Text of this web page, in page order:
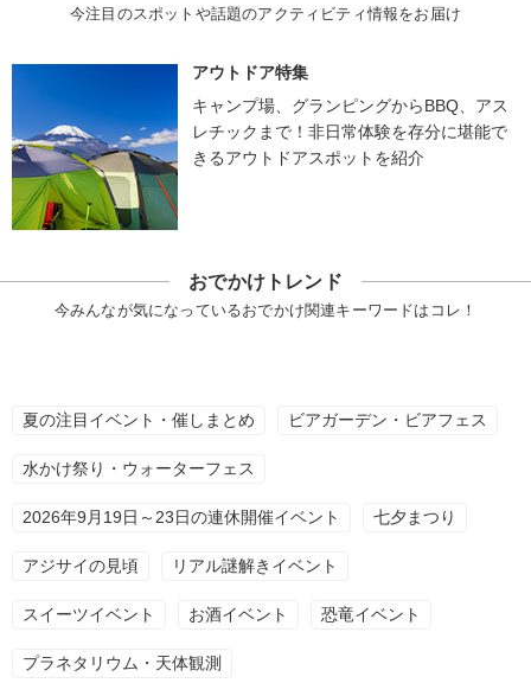
今注目のスポットや話題のアクティビティ情報をお届け
アウトドア特集
キャンプ場、グランピングからBBQ、アス
レチックまで！非日常体験を存分に堪能で
きるアウトドアスポットを紹介
おでかけトレンド
今みんなが気になっているおでかけ関連キーワードはコレ！
夏の注目イベント・催しまとめ ビアガーデン・ビアフェス
水かけ祭り・ウォーターフェス
2026年9月19日～23日の連休開催イベント 七夕まつり
アジサイの見頃 リアル謎解きイベント
スイーツイベント お酒イベント 恐竜イベント
プラネタリウム・天体観測